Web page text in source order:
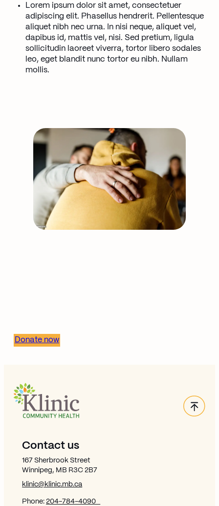
Lorem ipsum dolor sit amet, consectetuer
adipiscing elit. Phasellus hendrerit. Pellentesque
aliquet nibh nec urna. In nisi neque, aliquet vel,
dapibus id, mattis vel, nisi. Sed pretium, ligula
sollicitudin laoreet viverra, tortor libero sodales
leo, eget blandit nunc tortor eu nibh. Nullam
mollis.
Donate now
Site Footer
Contact us
167 Sherbrook Street
Winnipeg, MB R3C 2B7
klinic@klinic.mb.ca
Phone:204-784-4090